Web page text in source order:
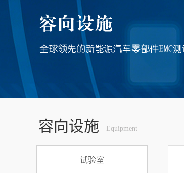
容向设施 Equipment
试验室